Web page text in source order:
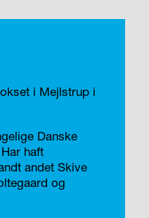
i Mejlstrup i
Danske
haft
andet Skive
og